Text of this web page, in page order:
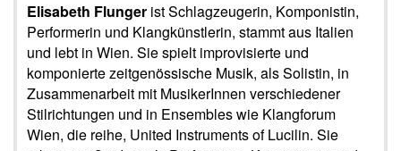
Elisabeth Flunger ist Schlagzeugerin, Komponistin,
Performerin und Klangkünstlerin, stammt aus Italien
und lebt in Wien. Sie spielt improvisierte und
komponierte zeitgenössische Musik, als Solistin, in
Zusammenarbeit mit MusikerInnen verschiedener
Stilrichtungen und in Ensembles wie Klangforum
Wien, die reihe, United Instruments of Lucilin. Sie